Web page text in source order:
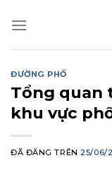
đến
ĐƯỜNG PHỐ
Tổng quan
khu vực
ĐÃ ĐĂNG TRÊN25/06/